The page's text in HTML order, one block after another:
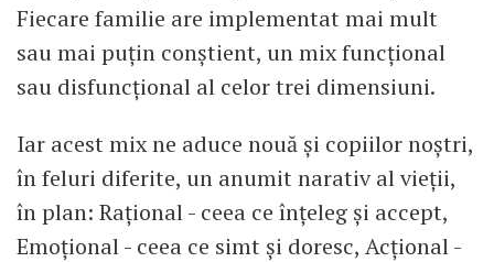
Fiecare familie are implementat mai mult
sau mai puțin conștient, un mix funcțional
sau disfuncțional al celor trei dimensiuni.
Iar acest mix ne aduce nouă și copiilor noștri,
în feluri diferite, un anumit narativ al vieții,
în plan: Rațional - ceea ce înțeleg și accept,
Emoțional - ceea ce simt și doresc, Acțional -